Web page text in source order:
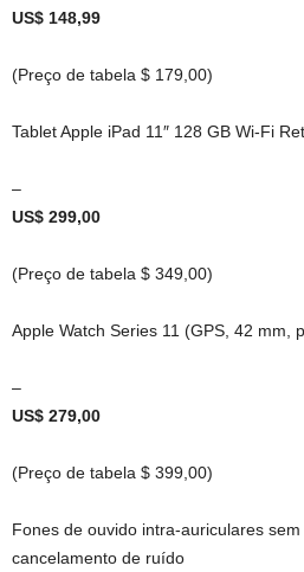
US$ 148,99
(Preço de tabela $ 179,00)
Tablet Apple iPad 11″ 128 GB Wi-Fi
–
US$ 299,00
(Preço de tabela $ 349,00)
Apple Watch Series 11 (GPS, 42 mm,
–
US$ 279,00
(Preço de tabela $ 399,00)
Fones de ouvido intra-auriculares
cancelamento de ruído